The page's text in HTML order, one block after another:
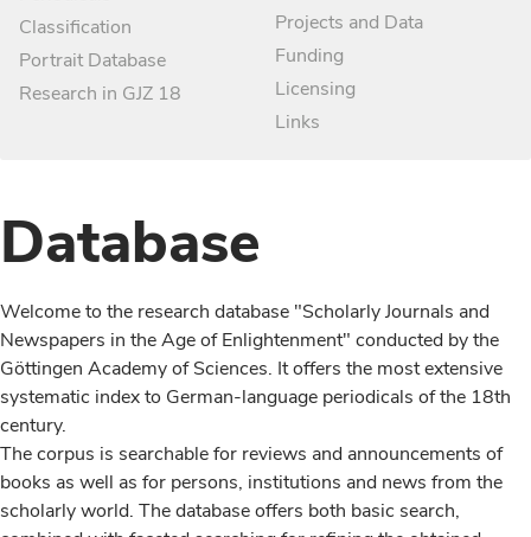
Classification
Portrait Database
Research in GJZ 18
Projects and Data
Funding
Licensing
Links
Database
Welcome to the research database "Scholarly Journals and
Newspapers in the Age of Enlightenment" conducted by the
Göttingen Academy of Sciences. It offers the most extensive
systematic index to German-language periodicals of the 18th
century.
The corpus is searchable for reviews and announcements of
books as well as for persons, institutions and news from the
scholarly world. The database offers both basic search,